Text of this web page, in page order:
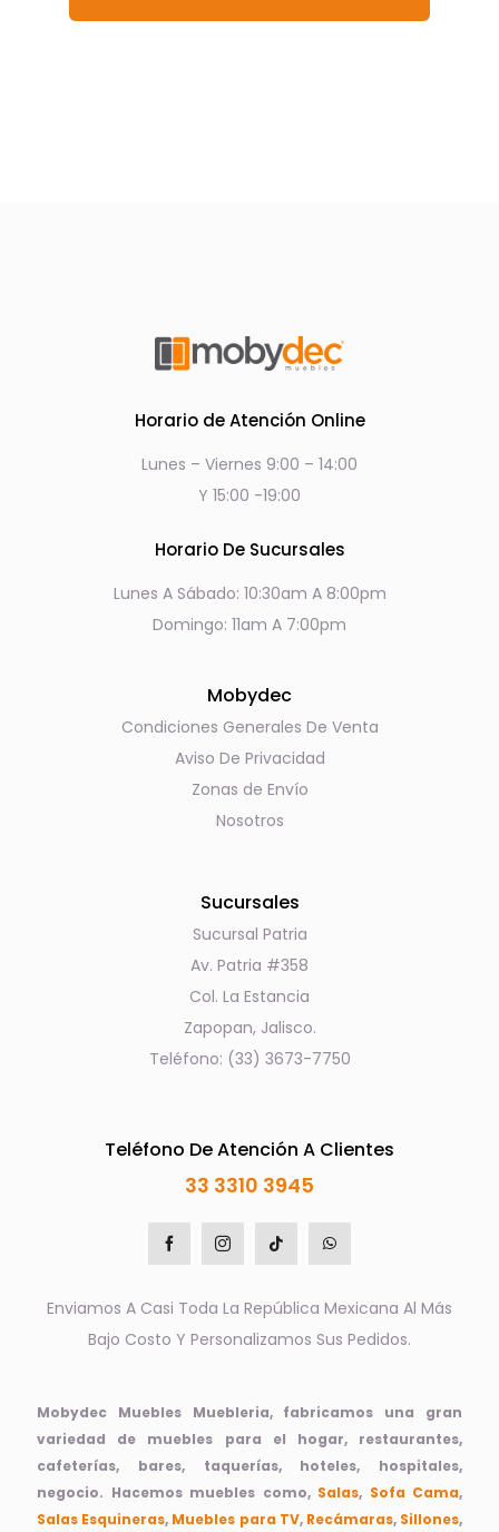
Horario de Atención Online
Lunes – Viernes 9:00 – 14:00
Y 15:00 -19:00
Horario De Sucursales
Lunes A Sábado: 10:30am A 8:00pm
Domingo: 11am A 7:00pm
Mobydec
Condiciones Generales De Venta
Aviso De Privacidad
Zonas de Envío
Nosotros
Sucursales
Sucursal Patria
Av. Patria #358
Col. La Estancia
Zapopan, Jalisco.
Teléfono: (33) 3673-7750
Teléfono De Atención A Clientes
33 3310 3945
Enviamos A Casi Toda La República Mexicana Al Más
Bajo Costo Y Personalizamos Sus Pedidos.
Mobydec Muebles Muebleria, fabricamos una gran
variedad de muebles para el hogar, restaurantes,
cafeterías, bares, taquerías, hoteles, hospitales,
negocio. Hacemos muebles como, Salas, Sofa Cama,
Salas Esquineras, Muebles para TV, Recámaras, Sillones,